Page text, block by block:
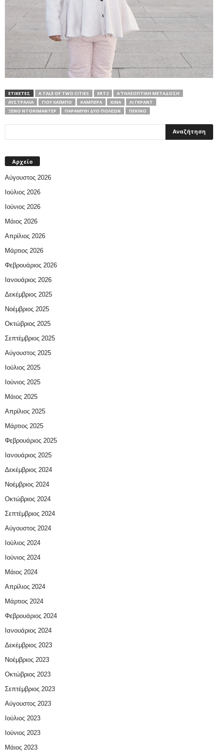
ΕΤΙΚΕΤΕΣ A TALE OF TWO CITIES ERT2
Α΄ ΤΗΛΕΟΠΤΙΚΗ ΜΕΤΑΔΟΣΗ
ΑΥΣΤΡΑΛΊΑ
ΓΙΟΥ ΧΑΪ́ΜΠΟ ΚΑΜΠΈΡΑ ΚΊΝΑ
ΛΙ ΓΚΡΑΝΤ
ΞΕΝΟ ΝΤΟΚΙΜΑΝΤΕΡ
ΠΑΡΑΜΎΘΙ ΔΎΟ ΠΌΛΕΩΝ ΠΕΚΊΝΟ
Αρχείο
Αύγουστος 2026
Ιούλιος 2026
Ιούνιος 2026
Μάιος 2026
Απρίλιος 2026
Μάρτιος 2026
Φεβρουάριος 2026
Ιανουάριος 2026
Δεκέμβριος 2025
Νοέμβριος 2025
Οκτώβριος 2025
Σεπτέμβριος 2025
Αύγουστος 2025
Ιούλιος 2025
Ιούνιος 2025
Μάιος 2025
Απρίλιος 2025
Μάρτιος 2025
Φεβρουάριος 2025
Ιανουάριος 2025
Δεκέμβριος 2024
Νοέμβριος 2024
Οκτώβριος 2024
Σεπτέμβριος 2024
Αύγουστος 2024
Ιούλιος 2024
Ιούνιος 2024
Μάιος 2024
Απρίλιος 2024
Μάρτιος 2024
Φεβρουάριος 2024
Ιανουάριος 2024
Δεκέμβριος 2023
Νοέμβριος 2023
Οκτώβριος 2023
Σεπτέμβριος 2023
Αύγουστος 2023
Ιούλιος 2023
Ιούνιος 2023
Μάιος 2023